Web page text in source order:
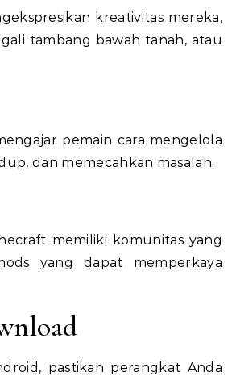
kreativitas mereka,
tambang bawah tanah, atau
pemain cara mengelola
dan memecahkan masalah.
memiliki komunitas yang
yang dapat memperkaya
pastikan perangkat Anda